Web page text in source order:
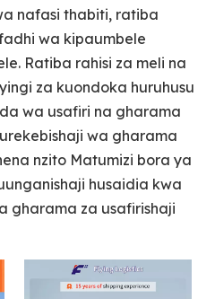
nafasi thabiti, ratiba
wa kipaumbele
Ratiba rahisi za meli na
za kuondoka huruhusu
wa usafiri na gharama
wa gharama
nzito Matumizi bora ya
husaidia kwa
gharama za usafirishaji